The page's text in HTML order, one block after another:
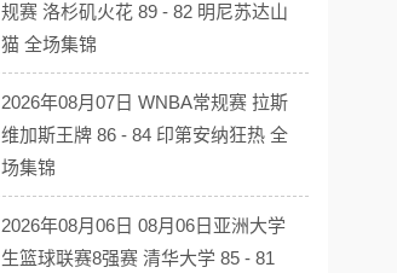
规赛 洛杉矶火花 89 - 82 明尼苏达山
猫 全场集锦
2026年08月07日 WNBA常规赛 拉斯
维加斯王牌 86 - 84 印第安纳狂热 全
场集锦
2026年08月06日 08月06日亚洲大学
生篮球联赛8强赛 清华大学 85 - 81